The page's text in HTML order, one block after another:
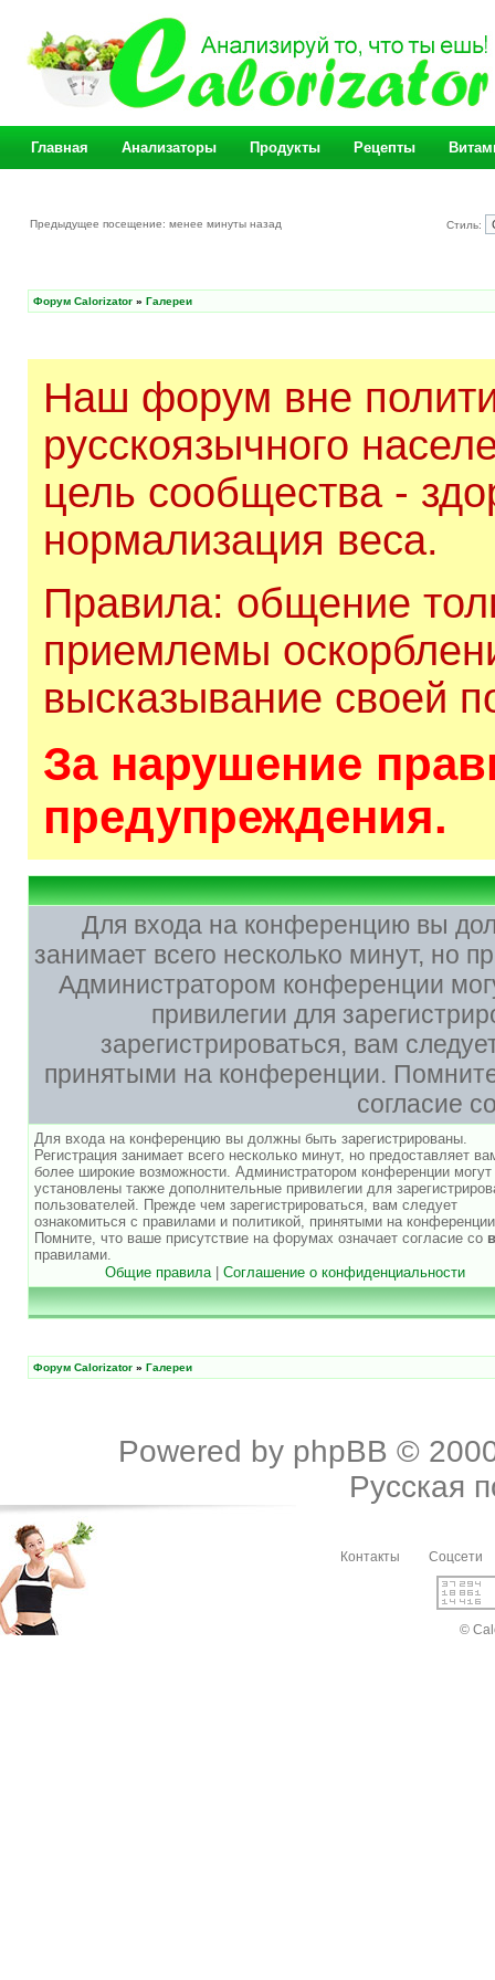
Главная Анализаторы Продукты Рецепты
Предыдущее посещение: менее минуты назад Стиль:
Форум Calorizator » Галереи
Наш форум вне
русскоязычного
цель сообщества -
нормализация веса.
Правила: общение
приемлемы
высказывание своей
За нарушение
предупреждения.
Для входа на конференцию вы
занимает всего несколько минут, но
Администратором конференции
привилегии для
зарегистрироваться, вам
принятыми на конференции.
согласие
Для входа на конференцию вы должны быть зарегистрированы.
Регистрация занимает всего несколько минут, но предоставляет
более широкие возможности. Администратором конференции
установлены также дополнительные привилегии для
пользователей. Прежде чем зарегистрироваться, вам следует
ознакомиться с правилами и политикой, принятыми на
Помните, что ваше присутствие на форумах означает согласие со
правилами.
Общие правила| Соглашение о конфиденциальности
Форум Calorizator » Галереи
Powered by phpBB ©
Русская
Контакты Соцсети
©